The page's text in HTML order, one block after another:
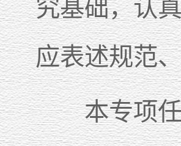
究基础，认
应表述规范
本专项任务